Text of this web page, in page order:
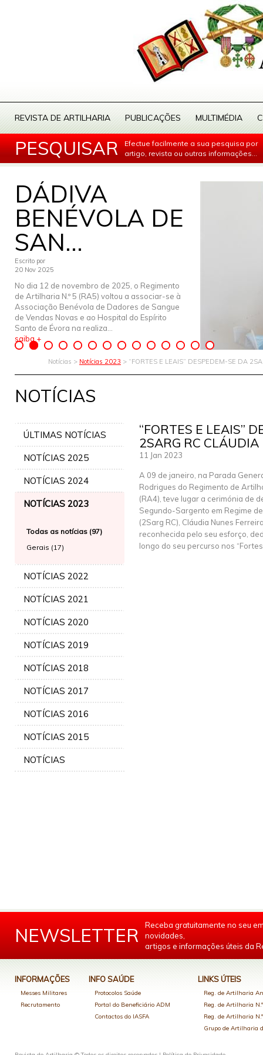
REVISTA DE ARTILHARIA PUBLICAÇÕES MULTIMÉDIA
PESQUISAR
Efectue facilmente a sua pesquisa por
artigo, revista ou outras informações...
DÁDIVA
BENÉVOLA DE
SAN...
Escrito por
20 Nov 2025
No dia 12 de novembro de 2025, o Regimento
de Artilharia N.º 5 (RA5) voltou a associar-se à
Associação Benévola de Dadores de Sangue
de Vendas Novas e ao Hospital do Espírito
Santo de Évora na realiza...
saiba +
Notícias > Notícias 2023 > “FORTES E LEAIS” DESPEDEM-SE DA
NOTÍCIAS
ÚLTIMAS NOTÍCIAS
NOTÍCIAS 2025
NOTÍCIAS 2024
NOTÍCIAS 2023
Todas as notícias (97)
Gerais (17)
NOTÍCIAS 2022
NOTÍCIAS 2021
NOTÍCIAS 2020
NOTÍCIAS 2019
NOTÍCIAS 2018
NOTÍCIAS 2017
NOTÍCIAS 2016
NOTÍCIAS 2015
NOTÍCIAS
“FORTES E LEAIS”
2SARG RC
11 Jan 2023
A 09 de janeiro, na Parada
Rodrigues do Regimento de
(RA4), teve lugar a cerimónia de
Segundo-Sargento em Regime
(2Sarg RC), Cláudia Nunes
reconhecida pelo seu esforço,
longo do seu percurso nos “Fortes
NEWSLETTER
Receba gratuitamente no seu
novidades,
artigos e informações úteis da
INFORMAÇÕES
Messes Militares
Recrutamento
INFO SAÚDE
Protocolos Saúde
Portal do Beneficiário ADM
Contactos do IASFA
LINKS ÚTEIS
Reg. de Artilharia
Reg. de Artilharia
Reg. de Artilharia
Grupo de Artilharia